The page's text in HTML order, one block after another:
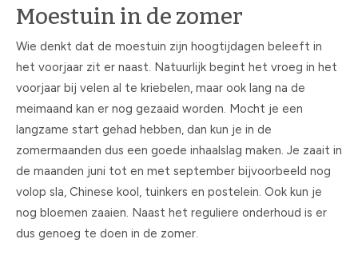
Moestuin in de zomer
Wie denkt dat de moestuin zijn hoogtijdagen beleeft in
het voorjaar zit er naast. Natuurlijk begint het vroeg in het
voorjaar bij velen al te kriebelen, maar ook lang na de
meimaand kan er nog gezaaid worden. Mocht je een
langzame start gehad hebben, dan kun je in de
zomermaanden dus een goede inhaalslag maken. Je zaait in
de maanden juni tot en met september bijvoorbeeld nog
volop sla, Chinese kool, tuinkers en postelein. Ook kun je
nog bloemen zaaien. Naast het reguliere onderhoud is er
dus genoeg te doen in de zomer.